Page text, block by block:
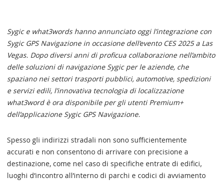
Sygic e what3words hanno annunciato oggi l’integrazione con
Sygic GPS Navigazione in occasione dell’evento CES 2025 a Las
Vegas. Dopo diversi anni di proficua collaborazione nell’ambito
delle soluzioni di navigazione Sygic per le aziende, che
spaziano nei settori trasporti pubblici, automotive, spedizioni
e servizi edili, l’innovativa tecnologia di localizzazione
what3word è ora disponibile per gli utenti Premium+
dell’applicazione Sygic GPS Navigazione.
Spesso gli indirizzi stradali non sono sufficientemente
accurati e non consentono di arrivare con precisione a
destinazione, come nel caso di specifiche entrate di edifici,
luoghi d’incontro all’interno di parchi e codici di avviamento